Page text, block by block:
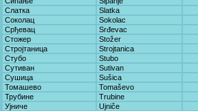
Слатка
Slatka
Соколац
Sokolac
Срђевац
Srđevac
Стожер
Stožer
Стројтаница
Strojtanica
Стубо
Stubo
Сутиван
Sutivan
Сушица
Sušica
Томашево
Tomaševo
Трубине
Trubine
Ујниче
Ujniče